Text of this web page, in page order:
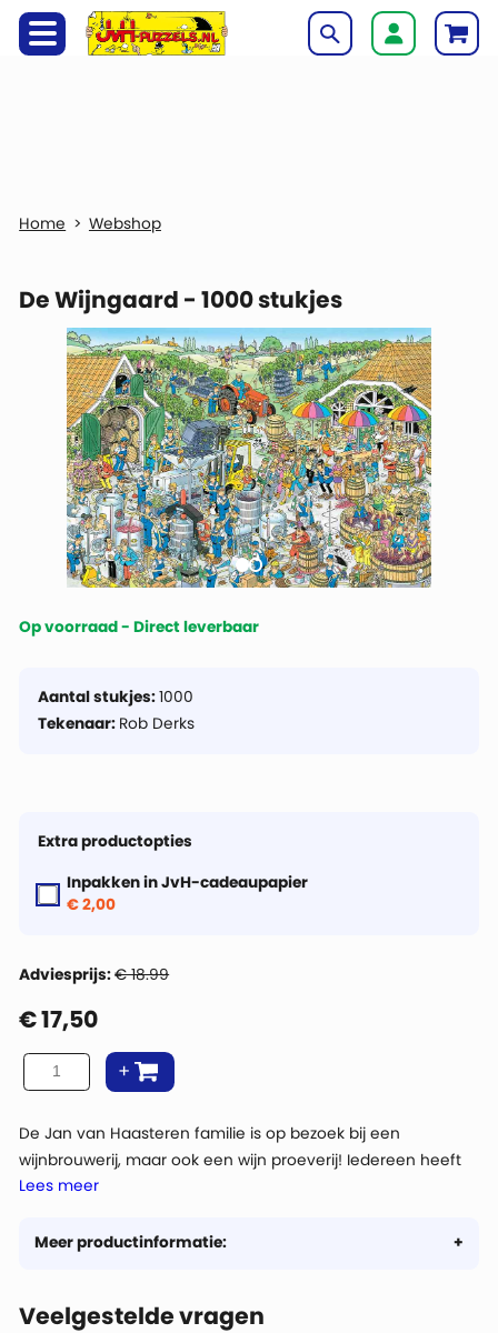
Webshop
Meer productinformatie:
De Wijngaard - 1000 stukjes
Op voorraad - Direct leverbaar
De Jan van Haasteren familie is op bezoek bij een
wijnbrouwerij, maar ook een wijn proeverij! Iedereen heeft
het naar zijn zin, zelfs de belastinginspecteur!
Lees meer
Aantal stukjes:1000
Tekenaar: Rob Derks
Extra productopties
Inpakken in JvH-cadeaupapier
€ 2,00
Adviesprijs:€ 18.99
€17,50
Veelgestelde vragen